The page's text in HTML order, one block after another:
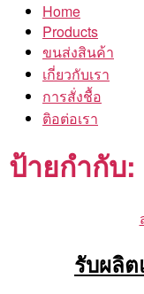
Home
Products
ขนส่งสินค้า
เกี่ยวกับเรา
การสั่งชื้อ
ติอต่อเรา
ป้ายกำกับ:
รับผลิต